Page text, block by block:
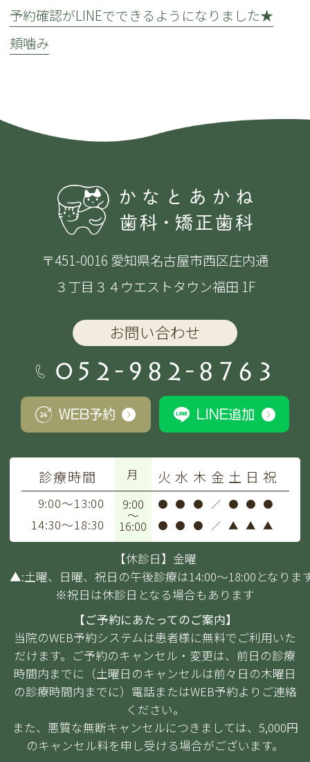
予約確認がLINEでできるようになりました★
頬噛み
〒451-0016 愛知県名古屋市西区庄内通
３丁目３４ウエストタウン福田 1F
お問い合わせ
052-982-8763
WEB予約 LINE追加
診療時間 月 火 水 木 金 土 日 祝
9:00～13:00 9:00
～
16:00
● ● ● ／ ● ● ●
14:30～18:30 ● ● ● ／ ▲ ▲ ▲
【休診日】金曜
▲:土曜、日曜、祝日の午後診療は14:00～18:00となりま
※祝日は休診日となる場合もあります
【ご予約にあたってのご案内】
当院のWEB予約システムは患者様に無料でご利用いた
だけます。ご予約のキャンセル・変更は、前日の診療
時間内までに（土曜日のキャンセルは前々日の木曜日
の診療時間内までに）電話またはWEB予約よりご連絡
ください。
また、悪質な無断キャンセルにつきましては、5,000円
のキャンセル料を申し受ける場合がございます。